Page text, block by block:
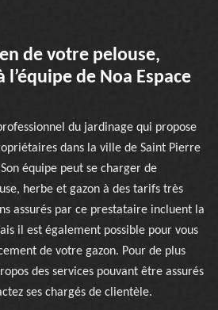
de votre pelouse,
l’équipe de Noa Espace
du jardinage qui propose
dans la ville de Saint Pierre
équipe peut se charger de
herbe et gazon à des tarifs très
assurés par ce prestataire incluent la
il est également possible pour vous
de votre gazon. Pour de plus
des services pouvant être assurés
ses chargés de clientèle.